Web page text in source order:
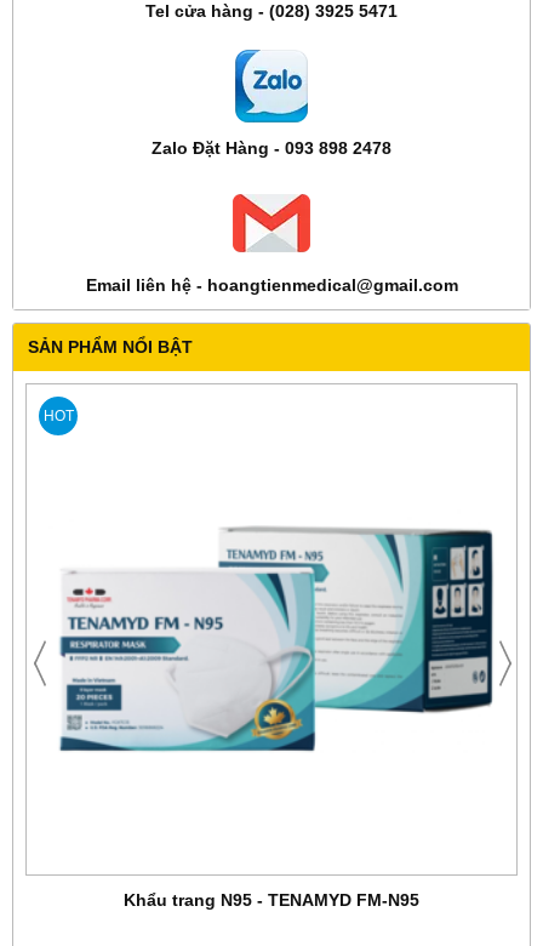
Tel cửa hàng - (028) 3925 5471
Zalo Đặt Hàng - 093 898 2478
Email liên hệ - hoangtienmedical@gmail.com
SẢN PHẨM NỔI BẬT
HOT
Khẩu trang N95 - TENAMYD FM-N95